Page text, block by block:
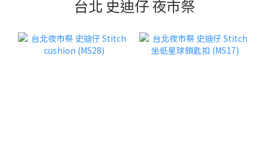
台北 史迪仔 夜市祭